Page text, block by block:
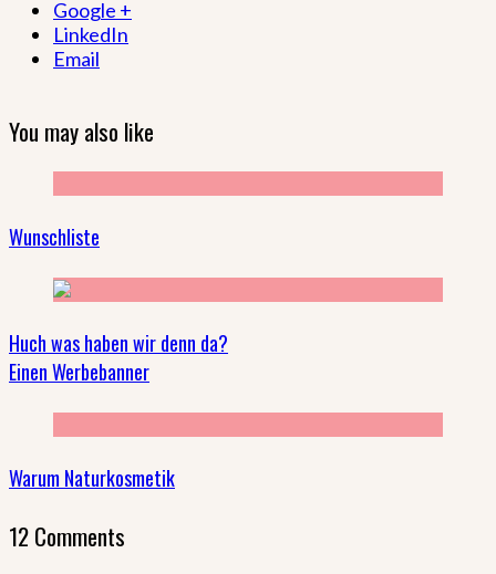
Google +
LinkedIn
Email
You may also like
Wunschliste
Huch was haben wir denn da?
Einen Werbebanner
Warum Naturkosmetik
12 Comments